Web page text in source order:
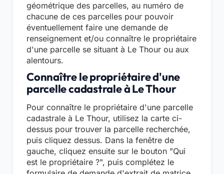
géométrique des parcelles, au numéro de
chacune de ces parcelles pour pouvoir
éventuellement faire une demande de
renseignement et/ou connaître le propriétaire
d'une parcelle se situant à Le Thour ou aux
alentours.
Connaître le propriétaire d'une
parcelle cadastrale à Le Thour
Pour connaître le propriétaire d'une parcelle
cadastrale à Le Thour, utilisez la carte ci-
dessus pour trouver la parcelle recherchée,
puis cliquez dessus. Dans la fenêtre de
gauche, cliquez ensuite sur le bouton "Qui
est le propriétaire ?", puis complétez le